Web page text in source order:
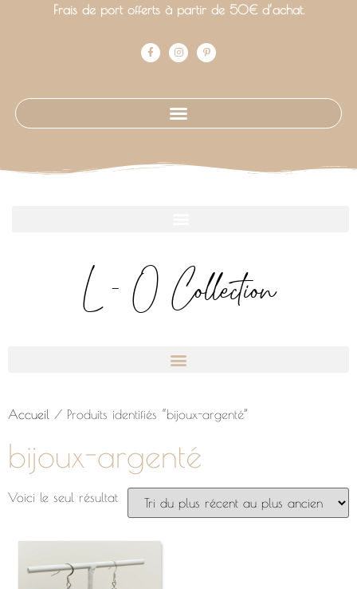
Frais de port offerts à partir de 50€ d’achat.
L - O Collection
Accueil / Produits identifiés “bijoux-argenté”
bijoux-argenté
Voici le seul résultat